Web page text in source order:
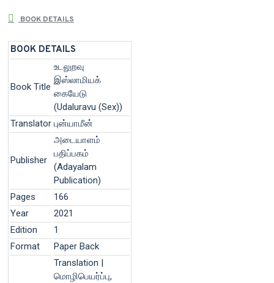
BOOK DETAILS
BOOK DETAILS
Book Title
உடலுறவு
இஸ்லாமியக்
கையேடு
(Udaluravu (Sex))
Translator புன்யாமீன்
Publisher
அடையாளம்
பதிப்பகம்
(Adayalam
Publication)
Pages
166
Year
2021
Edition
1
Format
Paper Back
Translation |
மொழிபெயர்ப்பு,